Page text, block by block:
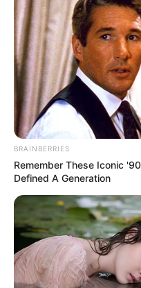
hogy a Telex szerint
facebookos
olyannyira, hogy
Viktor és Hosszú
posztjait is az elmúlt
BRAINBERRIES
Remember These Iconic
Defined A Generation